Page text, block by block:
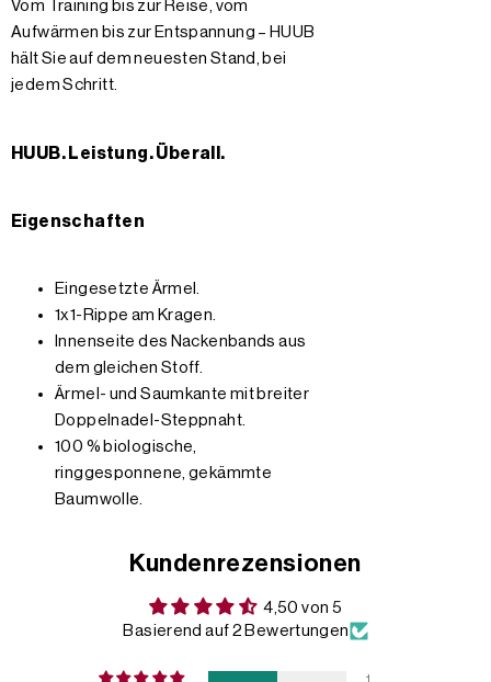
Vom Training bis zur Reise, vom
Aufwärmen bis zur Entspannung – HUUB
hält Sie auf dem neuesten Stand, bei
jedem Schritt.
HUUB. Leistung. Überall.
Eigenschaften
Eingesetzte Ärmel.
1x1-Rippe am Kragen.
Innenseite des Nackenbands aus
dem gleichen Stoff.
Ärmel- und Saumkante mit breiter
Doppelnadel-Steppnaht.
100 % biologische,
ringgesponnene, gekämmte
Baumwolle.
Kundenrezensionen
4,50 von 5
Basierend auf 2 Bewertungen
1